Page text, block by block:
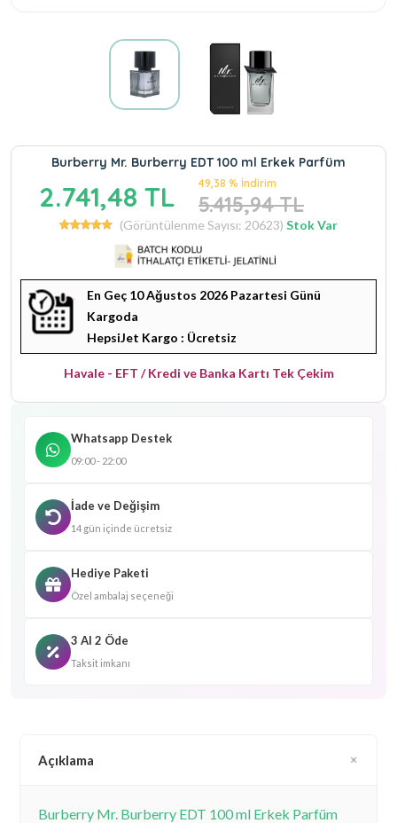
Burberry Mr. Burberry EDT 100 ml Erkek Parfüm
2.741,48 TL 49,38 % İndirim
5.415,94 TL
(Görüntülenme Sayısı: 20623) Stok Var
En Geç 10 Ağustos 2026 Pazartesi Günü
Kargoda
HepsiJet Kargo : Ücretsiz
Havale - EFT / Kredi ve Banka Kartı Tek Çekim
Whatsapp Destek
09:00 - 22:00
İade ve Değişim
14 gün içinde ücretsiz
Hediye Paketi
Özel ambalaj seçeneği
3 Al 2 Öde
Taksit imkanı
Açıklama
Burberry Mr. Burberry EDT 100 ml Erkek Parfüm